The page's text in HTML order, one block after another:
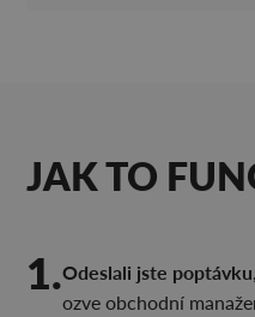
JAK TO
1.Odeslali jste poptávku
ozve obchodní